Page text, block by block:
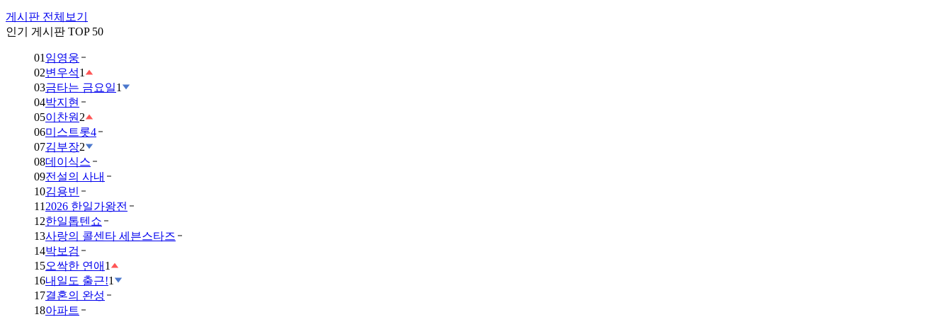
게시판 전체보기
인기 게시판 TOP 50
01 임영웅
02변우석1
03금타는 금요일1
04박지현
05이찬원 2
06미스트롯4
07김부장2
08데이식스
09전설의 사내
10김용빈
11 2026 한일가왕전
12한일톱텐쇼
13사랑의 콜센타 세븐스타즈
14박보검
15오싹한 연애 1
16내일도 출근!1
17결혼의 완성
18아파트